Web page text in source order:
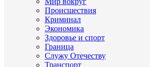
Происшествия
Криминал
Экономика
Здоровье и спорт
Граница
Служу Отечеству
Транспорт